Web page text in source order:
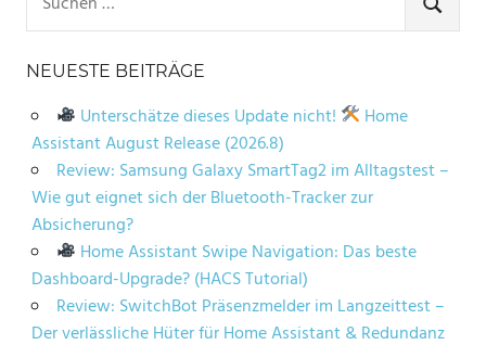
nach:
SUCHEN
NEUESTE BEITRÄGE
Unterschätze dieses Update nicht!
Home
Assistant August Release (2026.8)
Review: Samsung Galaxy SmartTag2 im Alltagstest –
Wie gut eignet sich der Bluetooth-Tracker zur
Absicherung?
Home Assistant Swipe Navigation: Das beste
Dashboard-Upgrade? (HACS Tutorial)
Review: SwitchBot Präsenzmelder im Langzeittest –
Der verlässliche Hüter für Home Assistant & Redundanz